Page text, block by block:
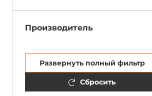
хранения данных
Модули расширения
Аппаратные модули
безопасности TPM
Производитель
Развернуть полный фильтр
Сбросить